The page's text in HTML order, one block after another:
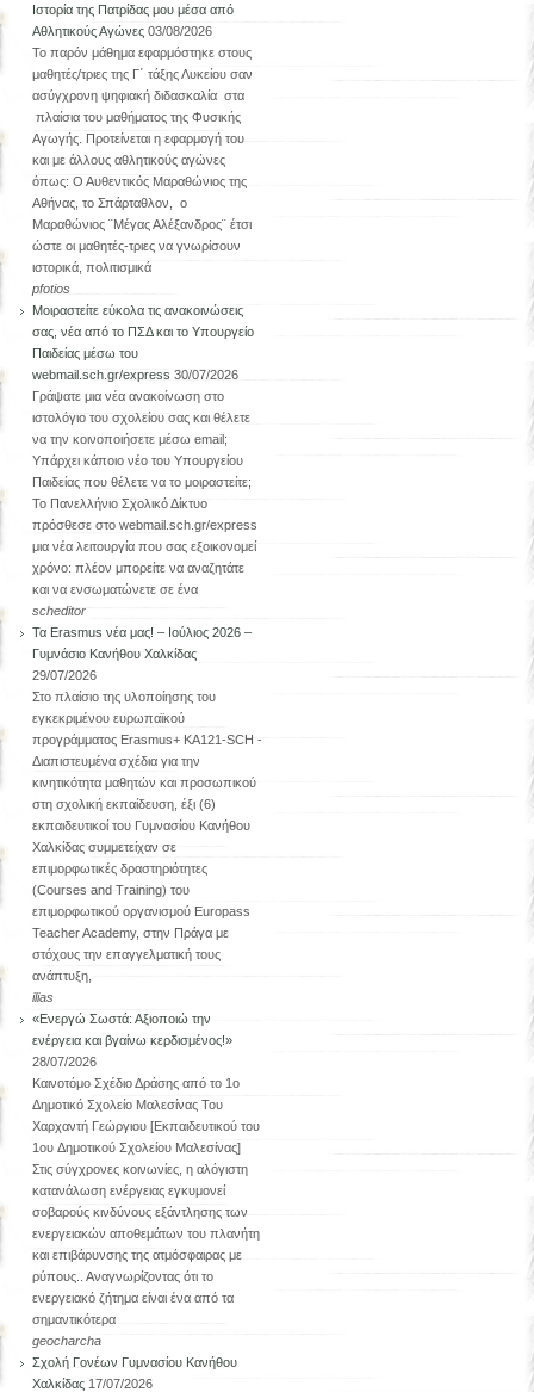
Ιστορία της Πατρίδας μου μέσα από
Αθλητικούς Αγώνες 03/08/2026
Το παρόν μάθημα εφαρμόστηκε στους
μαθητές/τριες της Γ΄ τάξης Λυκείου σαν
ασύγχρονη ψηφιακή διδασκαλία στα
πλαίσια του μαθήματος της Φυσικής
Αγωγής. Προτείνεται η εφαρμογή του
και με άλλους αθλητικούς αγώνες
όπως: Ο Αυθεντικός Μαραθώνιος της
Αθήνας, το Σπάρταθλον, ο
Μαραθώνιος ¨Μέγας Αλέξανδρος¨ έτσι
ώστε οι μαθητές-τριες να γνωρίσουν
ιστορικά, πολιτισμικά
pfotios
Μοιραστείτε εύκολα τις ανακοινώσεις
σας, νέα από το ΠΣΔ και το Υπουργείο
Παιδείας μέσω του
webmail.sch.gr/express 30/07/2026
Γράψατε μια νέα ανακοίνωση στο
ιστολόγιο του σχολείου σας και θέλετε
να την κοινοποιήσετε μέσω email;
Υπάρχει κάποιο νέο του Υπουργείου
Παιδείας που θέλετε να το μοιραστείτε;
Το Πανελλήνιο Σχολικό Δίκτυο
πρόσθεσε στο webmail.sch.gr/express
μια νέα λειτουργία που σας εξοικονομεί
χρόνο: πλέον μπορείτε να αναζητάτε
και να ενσωματώνετε σε ένα
scheditor
Τα Erasmus νέα μας! – Ιούλιος 2026 –
Γυμνάσιο Κανήθου Χαλκίδας
29/07/2026
Στο πλαίσιο της υλοποίησης του
εγκεκριμένου ευρωπαϊκού
προγράμματος Erasmus+ KA121-SCH -
Διαπιστευμένα σχέδια για την
κινητικότητα μαθητών και προσωπικού
στη σχολική εκπαίδευση, έξι (6)
εκπαιδευτικοί του Γυμνασίου Κανήθου
Χαλκίδας συμμετείχαν σε
επιμορφωτικές δραστηριότητες
(Courses and Training) του
επιμορφωτικού οργανισμού Europass
Teacher Academy, στην Πράγα με
στόχους την επαγγελματική τους
ανάπτυξη,
ilias
«Ενεργώ Σωστά: Αξιοποιώ την
ενέργεια και βγαίνω κερδισμένος!»
28/07/2026
Καινοτόμο Σχέδιο Δράσης από το 1ο
Δημοτικό Σχολείο Μαλεσίνας Του
Χαρχαντή Γεώργιου [Εκπαιδευτικού του
1ου Δημοτικού Σχολείου Μαλεσίνας]
Στις σύγχρονες κοινωνίες, η αλόγιστη
κατανάλωση ενέργειας εγκυμονεί
σοβαρούς κινδύνους εξάντλησης των
ενεργειακών αποθεμάτων του πλανήτη
και επιβάρυνσης της ατμόσφαιρας με
ρύπους.. Αναγνωρίζοντας ότι το
ενεργειακό ζήτημα είναι ένα από τα
σημαντικότερα
geocharcha
Σχολή Γονέων Γυμνασίου Κανήθου
Χαλκίδας 17/07/2026